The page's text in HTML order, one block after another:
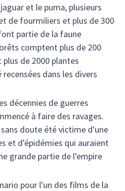
et le puma, plusieurs
de fourmiliers et plus de 300
partie de la faune
comptent plus de 200
de 2000 plantes
dans les divers
décennies de guerres
à faire des ravages.
sans doute été victime d'une
et d'épidémies qui auraient
grande partie de l'empire
pour l'un des films de la